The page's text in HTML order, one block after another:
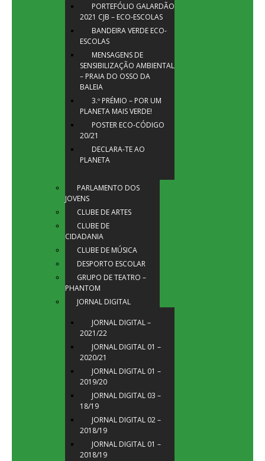
PORTEFÓLIO GALARDÃO
2021 CJB – ECO-ESCOLAS
BANDEIRA VERDE ECO-
ESCOLAS
MENSAGENS DE
SENSIBILIZAÇÃO AMBIENTAL
– PRAIA DO OSSO DA
BALEIA
3.º PRÉMIO – POR UM
PLANETA MAIS VERDE!
POSTER ECO-CÓDIGO
20/21
DECLARA-TE AO
PLANETA
PARLAMENTO DOS
JOVENS
CLUBE DE ARTES
CLUBE DE
CIDADANIA
CLUBE DE MÚSICA
DESPORTO ESCOLAR
GRUPO DE TEATRO –
PHANTOM
JORNAL DIGITAL
JORNAL DIGITAL –
2021/22
JORNAL DIGITAL 01 –
2020/21
JORNAL DIGITAL 01 –
2019/20
JORNAL DIGITAL 03 –
18/19
JORNAL DIGITAL 02 –
2018/19
JORNAL DIGITAL 01 –
2018/19